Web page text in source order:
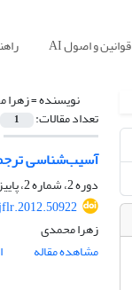
قوانین و اصول AI
نویسنده =زهرا
تعداد مقالات: 1
آسیب‌شناسی
دوره 2، شماره 2، پاییز 1391، صفحه
زهرا محمدی
مشاهده مقاله